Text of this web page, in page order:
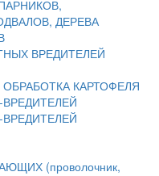
ДЕРЕВА
ВРЕДИТЕЛЕЙ
КАРТОФЕЛЯ
(проволочник,